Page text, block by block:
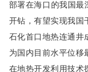
部署在海口的我国
开钻，有望实现我国
石化首口地热连通井
为国内目前水平位移
在地热开发利用技术